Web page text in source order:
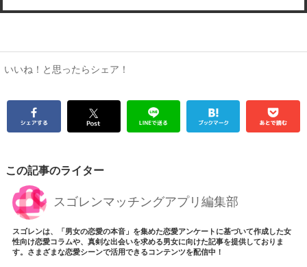
いいね！と思ったらシェア！
この記事のライター
スゴレンマッチングアプリ編集部
スゴレンは、「男女の恋愛の本音」を集めた恋愛アンケートに基づいて作成した女
性向け恋愛コラムや、真剣な出会いを求める男女に向けた記事を提供しておりま
す。さまざまな恋愛シーンで活用できるコンテンツを配信中！